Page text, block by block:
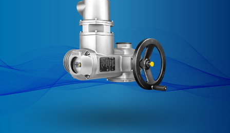
Noord-Amerika